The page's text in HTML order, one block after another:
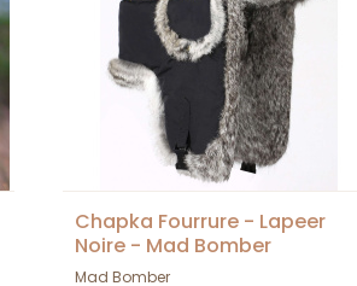
Chapka Fourrure - Lapeer
Noire - Mad Bomber
Mad Bomber